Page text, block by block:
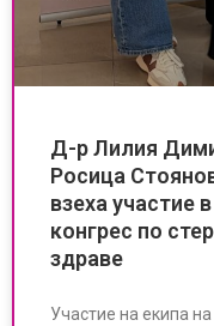
Д-р Лилия
Росица
взеха участие
конгрес по
здраве
Участие на екипа